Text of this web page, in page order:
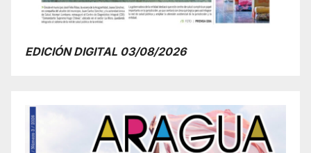
EDICIÓN DIGITAL 03/08/2026